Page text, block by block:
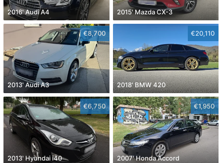
2016' Audi A4 2015' Mazda CX-3
€8,700
2013' Audi A3
€20,110
2018' BMW 420
€6,750
2013' Hyundai i40
€1,950
2007' Honda Accord